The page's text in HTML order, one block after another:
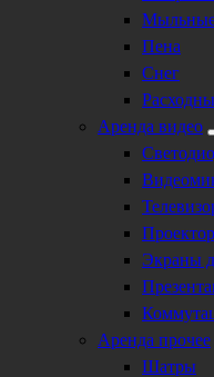
Пена
Снег
Аренда видео
Экраны
Аренда прочее
Шатры